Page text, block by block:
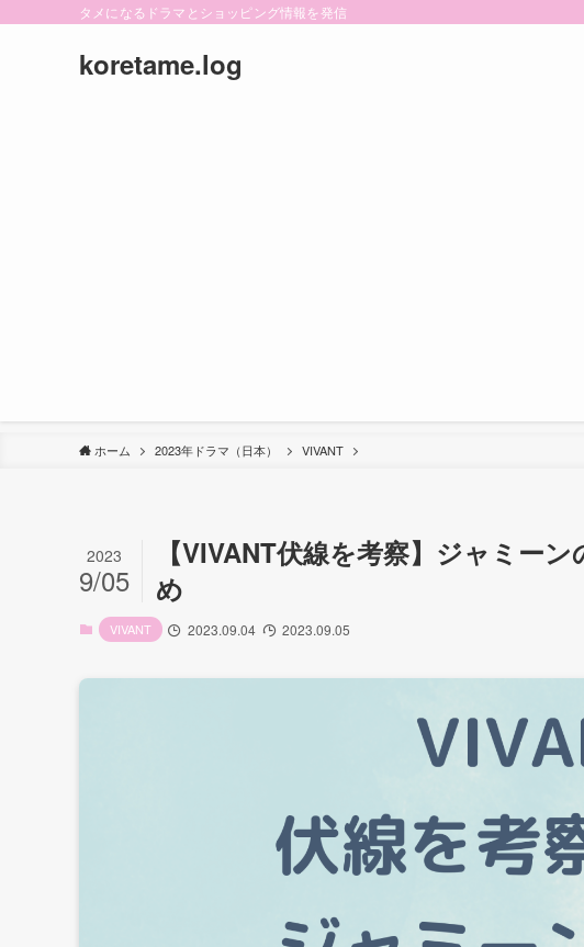
タメになるドラマとショッピング情報を発信
koretame.log
ホーム 2023年ドラマ（日本） VIVANT
【VIVANT伏線を考察】ジャミー
め
2023
9/05
VIVANT 2023.09.04 2023.09.05